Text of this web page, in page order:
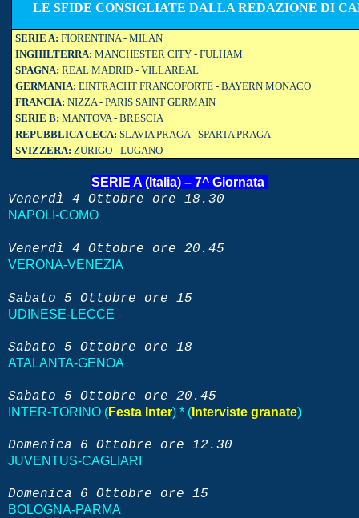
LE SFIDE CONSIGLIATE DALLA REDAZIONE DI
SERIE A:FIORENTINA - MILAN
INGHILTERRA: MANCHESTER CITY - FULHAM
SPAGNA:REAL MADRID - VILLAREAL
GERMANIA:EINTRACHT FRANCOFORTE - BAYERN MONACO
FRANCIA:NIZZA - PARIS SAINT GERMAIN
SERIE B:MANTOVA - BRESCIA
REPUBBLICA CECA:SLAVIA PRAGA - SPARTA PRAGA
SVIZZERA:ZURIGO - LUGANO
SERIE A (Italia) – 7^ Giornata
Venerdì 4 Ottobre ore 18.30
NAPOLI-COMO
Venerdì 4 Ottobre ore 20.45
VERONA-VENEZIA
Sabato 5 Ottobre ore 15
UDINESE-LECCE
Sabato 5 Ottobre ore 18
ATALANTA-GENOA
Sabato 5 Ottobre ore 20.45
INTER-TORINO (Festa Inter) * ( Interviste granate)
Domenica 6 Ottobre ore 12.30
JUVENTUS-CAGLIARI
Domenica 6 Ottobre ore 15
BOLOGNA-PARMA